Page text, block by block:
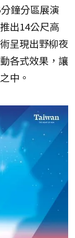
鐘分區展演
出14公尺高
呈現出野柳夜
各式效果，讓
中。